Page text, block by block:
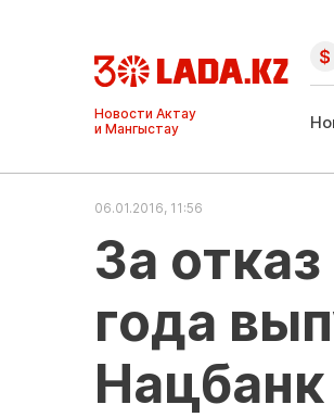
Ақтау және
Манғыстау
жаңалықтары
06.01.2016, 11:56
За
года